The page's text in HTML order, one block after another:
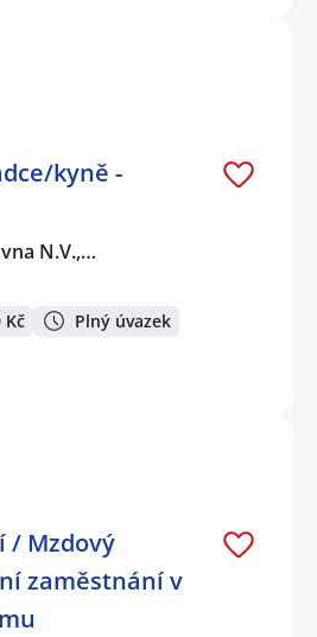
kyně -
N.V.,…
Kč Plný úvazek
/ Mzdový
zaměstnání v